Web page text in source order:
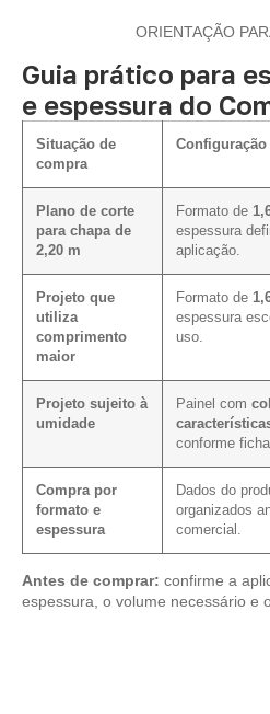
ORIENTAÇÃO
Guia prático para
e espessura do
Situação de
compra
Configuração
Plano de corte
para chapa de
2,20 m
Formato de
espessura
aplicação.
Projeto que
utiliza
comprimento
maior
Formato de
espessura
uso.
Projeto sujeito à
umidade
Painel com
conforme
Compra por
formato e
espessura
Dados do
organizados
comercial.
Antes de comprar: confirme a
espessura, o volume necessário e